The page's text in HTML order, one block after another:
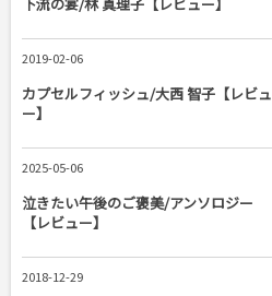
2019-02-06
カプセルフィッシュ/大西 智子【レビュ
ー】
2025-05-06
泣きたい午後のご褒美/アンソロジー
【レビュー】
2018-12-29